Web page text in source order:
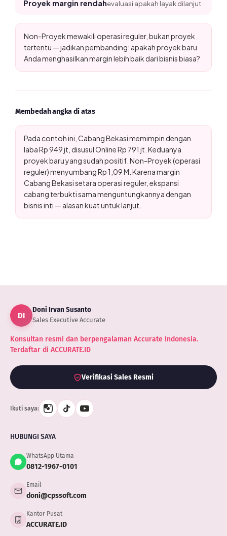
Proyek margin rendahevaluasi apakah layak dilanjut
Non-Proyek mewakili operasi reguler, bukan proyek
tertentu — jadikan pembanding: apakah proyek baru
Anda menghasilkan margin lebih baik dari bisnis biasa?
Membedah angka di atas
Pada contoh ini, Cabang Bekasi memimpin dengan
laba Rp 949 jt, disusul Online Rp 791 jt. Keduanya
proyek baru yang sudah positif. Non-Proyek (operasi
reguler) menyumbang Rp 1,09 M. Karena margin
Cabang Bekasi setara operasi reguler, ekspansi
cabang terbukti sama menguntungkannya dengan
bisnis inti — alasan kuat untuk lanjut.
DI
Doni Irvan Susanto
Sales Executive Accurate
Konsultan resmi dan berpengalaman Accurate Indonesia.
Terdaftar di ACCURATE.ID
Verifikasi Sales Resmi
Ikuti saya:
HUBUNGI SAYA
WhatsApp Utama
0812-1967-0101
Email
doni@cpssoft.com
Kantor Pusat
ACCURATE.ID